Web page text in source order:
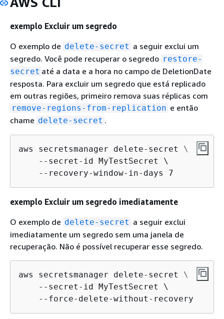
exemplo Excluir um segredo
O exemplo de delete-secret a seguir exclui um
segredo. Você pode recuperar o segredo restore-
secret até a data e a hora no campo de DeletionDate
resposta. Para excluir um segredo que está replicado
em outras regiões, primeiro remova suas réplicas com
remove-regions-from-replication e então
chame delete-secret .
aws secretsmanager delete-secret \
    --secret-id MyTestSecret \
    --recovery-window-in-days 7
exemplo Excluir um segredo imediatamente
O exemplo de delete-secret a seguir exclui
imediatamente um segredo sem uma janela de
recuperação. Não é possível recuperar esse segredo.
aws secretsmanager delete-secret \
    --secret-id MyTestSecret \
    --force-delete-without-recovery